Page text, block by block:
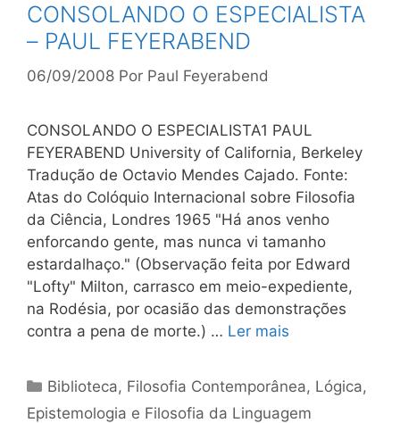
CONSOLANDO O ESPECIALISTA
– PAUL FEYERABEND
06/09/2008 Por Paul Feyerabend
CONSOLANDO O ESPECIALISTA1 PAUL
FEYERABEND University of California, Berkeley
Tradução de Octavio Mendes Cajado. Fonte:
Atas do Colóquio Internacional sobre Filosofia
da Ciência, Londres 1965 "Há anos venho
enforcando gente, mas nunca vi tamanho
estardalhaço." (Observação feita por Edward
"Lofty" Milton, carrasco em meio-expediente,
na Rodésia, por ocasião das demonstrações
contra a pena de morte.) … Ler mais
Categorias
Biblioteca, Filosofia Contemporânea, Lógica,
Epistemologia e Filosofia da Linguagem